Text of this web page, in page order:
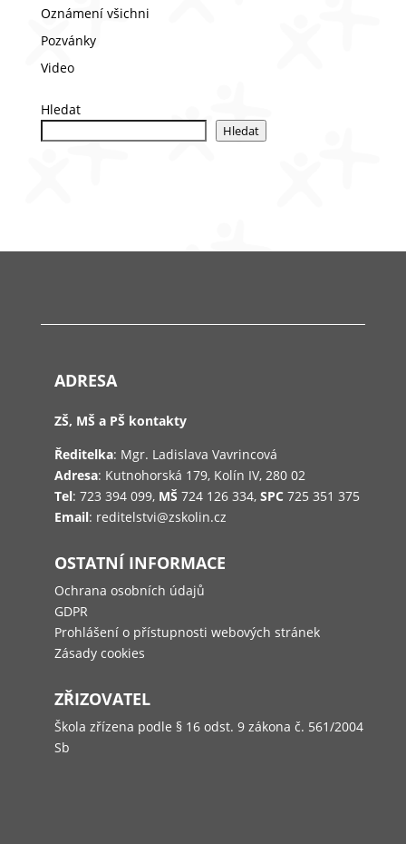
Oznámení všichni
Pozvánky
Video
Hledat
Hledat
ADRESA
ZŠ, MŠ a PŠ kontakty
Ředitelka: Mgr. Ladislava Vavrincová
Adresa: Kutnohorská 179, Kolín IV, 280 02
Tel: 723 394 099, MŠ 724 126 334, SPC 725 351 375
Email: reditelstvi@zskolin.cz
OSTATNÍ INFORMACE
Ochrana osobních údajů
GDPR
Prohlášení o přístupnosti webových stránek
Zásady cookies
ZŘIZOVATEL
Škola zřízena podle § 16 odst. 9 zákona č. 561/2004
Sb